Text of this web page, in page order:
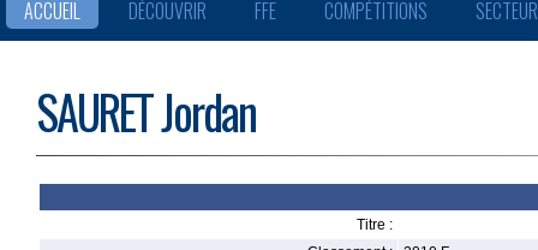
ACCUEIL DÉCOUVRIR FFE COMPÉTITIONS
SAURET Jordan
Titre :